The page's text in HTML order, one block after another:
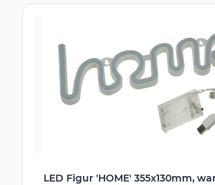
LED Figur 'HOME' 355x130mm,